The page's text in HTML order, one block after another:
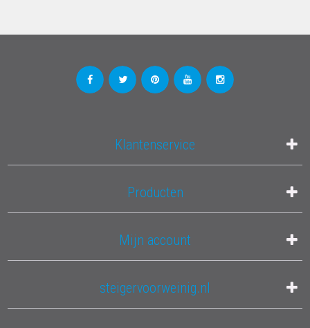
Klantenservice
Producten
Mijn account
steigervoorweinig.nl